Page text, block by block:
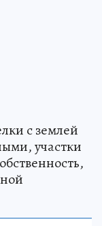
с землей
участки